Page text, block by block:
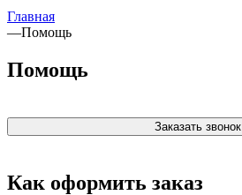
Главная
—Помощь
Помощь
Заказать звонок
Как оформить заказ